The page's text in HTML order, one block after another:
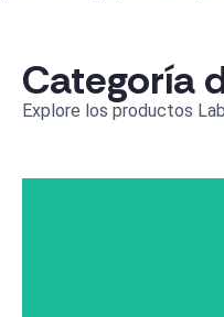
Categoría
Explore los productos